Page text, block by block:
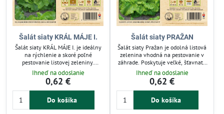
Šalát siaty KRÁL MÁJE I.
Šalát siaty KRÁL MÁJE I. je ideálny
na rýchlenie a skoré poľné
pestovanie listovej zeleniny.
Odolné semená zabezpečujú
stabilný rast a bohatú úrodu.
Vhodný pre záhradkárov, ktorí chcú
začať pestovať šalát skôr na jar.
Jednoduchá starostlivosť a rýchly
Ihneď na odoslanie
0,62 €
Do košíka
Šalát siaty PRAŽAN
Šalát siaty Pražan je odolná listová
zelenina vhodná na pestovanie v
záhrade. Poskytuje veľké, šťavnaté
a letné hlávky, ideálne na čerstvú
konzumáciu. Tento ľadový šalát je
praktickým riešením pre
záhradkárov hľadajúcich spoľahlivý
zdroj vitamínov a vlákniny. Pestujte
Ihneď na odoslanie
0,62 €
Do košíka